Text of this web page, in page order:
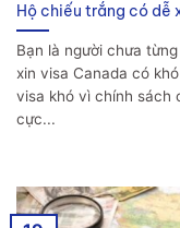
Hộ chiếu trắng có dễ
Bạn là người chưa
xin visa Canada có
visa khó vì chính sách
cực...